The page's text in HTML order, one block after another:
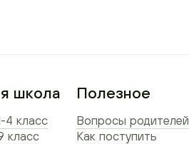
Полезное
Вопросы родителей
Как поступить
школа
4 класс
класс